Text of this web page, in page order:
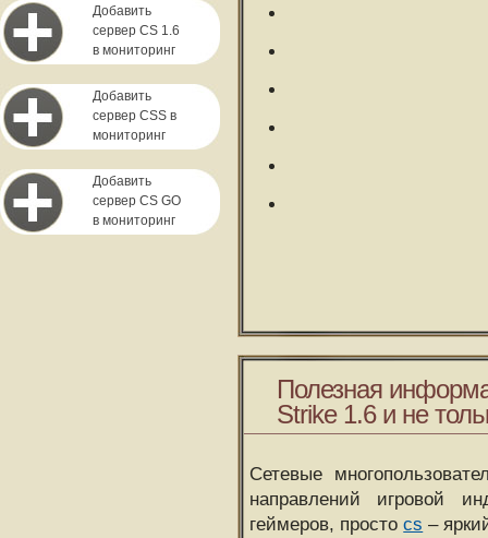
Добавить
сервер CS 1.6
в мониторинг
Добавить
сервер CSS в
мониторинг
Добавить
сервер CS GO
в мониторинг
Полезная
Strike 1.6 и не
Сетевые
направлений игровой
геймеров, простоcs –